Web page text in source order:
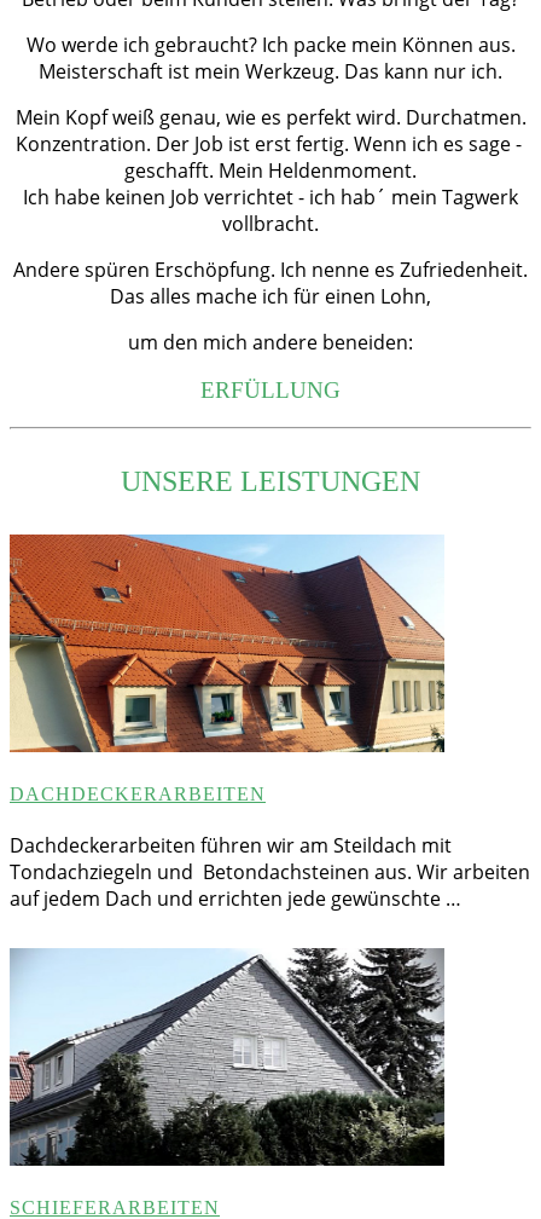
Wo werde ich gebraucht? Ich packe mein Können aus.
Meisterschaft ist mein Werkzeug. Das kann nur ich.
Mein Kopf weiß genau, wie es perfekt wird. Durchatmen.
Konzentration. Der Job ist erst fertig. Wenn ich es sage -
geschafft. Mein Heldenmoment.
Ich habe keinen Job verrichtet - ich hab´ mein Tagwerk
vollbracht.
Andere spüren Erschöpfung. Ich nenne es Zufriedenheit.
Das alles mache ich für einen Lohn,
um den mich andere beneiden:
ERFÜLLUNG
UNSERE LEISTUNGEN
DACHDECKERARBEITEN
Dachdeckerarbeiten führen wir am Steildach mit
Tondachziegeln und Betondachsteinen aus. Wir arbeiten
auf jedem Dach und errichten jede gewünschte …
SCHIEFERARBEITEN